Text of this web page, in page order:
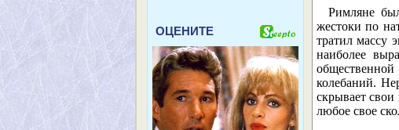
ОЦЕНИТЕ
Римляне
жестоки по
тратил массу
наиболее
колебаний.
скрывает
любое свое